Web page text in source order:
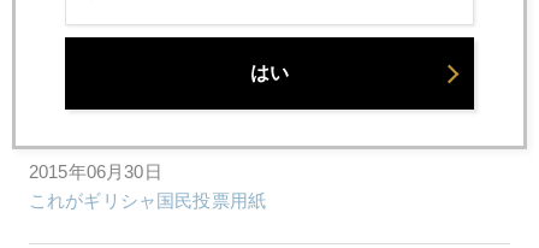
1月 2月 3月 4月 5月 6月
12月
2015年06月30日
これがギリシャ国民投票用紙
はい